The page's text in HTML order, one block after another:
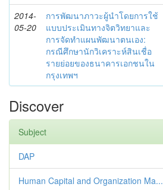
2014-
05-20
การพัฒนาภาวะผู้นำโดยการใช้
แบบประเมินทางจิตวิทยาและ
การจัดทำแผนพัฒนาตนเอง:
กรณีศึกษานักวิเคราะห์สินเชื่อ
รายย่อยของธนาคารเอกชนใน
กรุงเทพฯ
Discover
Subject
DAP
Human Capital and Organization Ma...